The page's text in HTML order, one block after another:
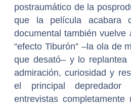
postraumático de la
que la película acabara
documental también vuelve
“efecto Tiburón” –la ola de
que desató– y lo
admiración, curiosidad y
el principal
entrevistas completamente